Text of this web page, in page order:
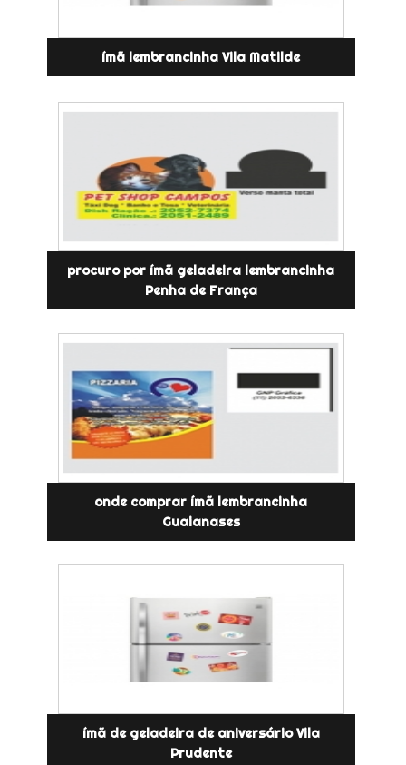
ímã lembrancinha Vila Matilde
procuro por ímã geladeira lembrancinha
Penha de França
onde comprar ímã lembrancinha
Guaianases
ímã de geladeira de aniversário Vila
Prudente